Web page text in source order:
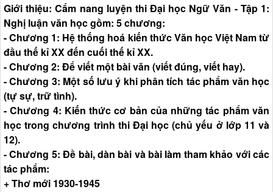
Giới thiệu: Cẩm nang luyện thi Đại học Ngữ Văn - Tập 1:
Nghị luận văn học gồm: 5 chương:
- Chương 1: Hệ thống hoá kiến thức Văn học Việt Nam từ
đầu thế kỉ XX đến cuối thế kỉ XX.
- Chương 2: Để viết một bài văn (viết đúng, viết hay).
- Chương 3: Một số lưu ý khi phân tích tác phẩm văn học
(tự sự, trữ tình).
- Chương 4: Kiến thức cơ bản của những tác phẩm văn
học trong chương trình thi Đại học (chủ yếu ở lớp 11 và
12).
- Chương 5: Đề bài, dàn bài và bài làm tham khảo với các
tác phẩm:
+ Thơ mới 1930-1945